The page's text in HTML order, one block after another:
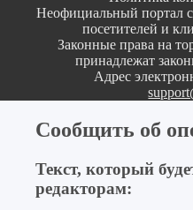
Неофициальный портал
посетителей и
Законные права на
принадлежат
Адрес
Сообщить об
Текст, который
редакторам: